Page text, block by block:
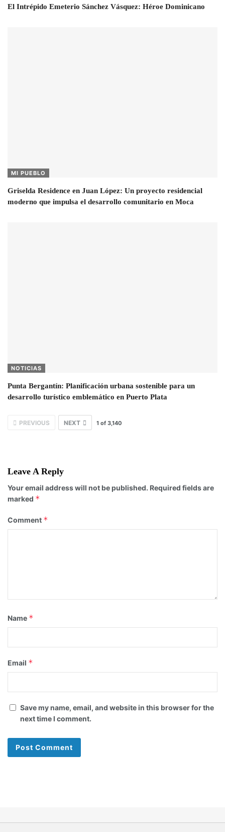
El Intrépido Emeterio Sánchez Vásquez: Héroe Dominicano
MI PUEBLO
Griselda Residence en Juan López: Un proyecto residencial
moderno que impulsa el desarrollo comunitario en Moca
NOTICIAS
Punta Bergantín: Planificación urbana sostenible para un
desarrollo turístico emblemático en Puerto Plata
PREVIOUS NEXT 1 of 3,140
Leave A Reply
Your email address will not be published. Required fields are
marked *
Comment *
Name *
Email *
Save my name, email, and website in this browser for the
next time I comment.